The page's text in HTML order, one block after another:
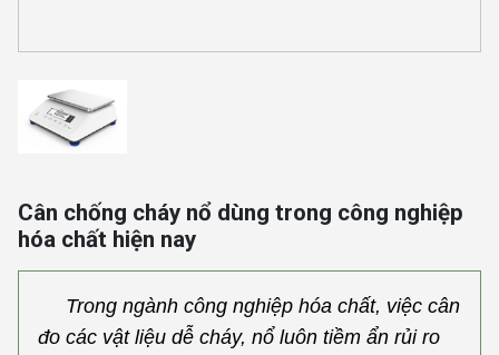
Cân chống cháy nổ dùng trong công nghiệp
hóa chất hiện nay
Trong ngành công nghiệp hóa chất, việc cân
đo các vật liệu dễ cháy, nổ luôn tiềm ẩn rủi ro